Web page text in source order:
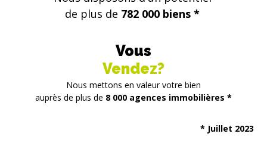
de plus de 782 000 biens *
Vous
Vendez?
Nous mettons en valeur votre bien
auprès de plus de 8 000 agences immobilières *
* Juillet 2023